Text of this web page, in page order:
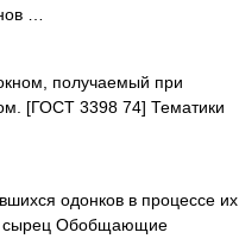
…
получаемый при
[ГОСТ 3398 74] Тематики
одонков в процессе их
сырец Обобщающие